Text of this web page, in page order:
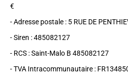
€
- Adresse postale : 5 RUE DE
- Siren :485082127
- RCS :Saint-Malo B 485082127
- TVA Intracommunautaire :